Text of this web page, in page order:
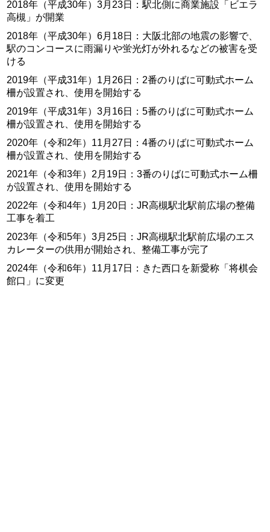
2018年（平成30年）3月23日：駅北側に商業施設「ビエラ
高槻」が開業
2018年（平成30年）6月18日：大阪北部の地震の影響で、
駅のコンコースに雨漏りや蛍光灯が外れるなどの被害を受
ける
2019年（平成31年）1月26日：2番のりばに可動式ホーム
柵が設置され、使用を開始する
2019年（平成31年）3月16日：5番のりばに可動式ホーム
柵が設置され、使用を開始する
2020年（令和2年）11月27日：4番のりばに可動式ホーム
柵が設置され、使用を開始する
2021年（令和3年）2月19日：3番のりばに可動式ホーム柵
が設置され、使用を開始する
2022年（令和4年）1月20日：JR高槻駅北駅前広場の整備
工事を着工
2023年（令和5年）3月25日：JR高槻駅北駅前広場のエス
カレーターの供用が開始され、整備工事が完了
2024年（令和6年）11月17日：きた西口を新愛称「将棋会
館口」に変更